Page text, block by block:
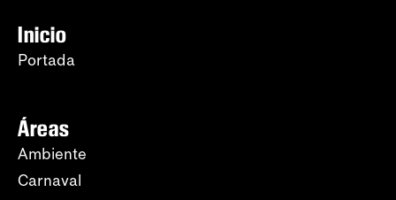
Inicio
Portada
Áreas
Ambiente
Carnaval